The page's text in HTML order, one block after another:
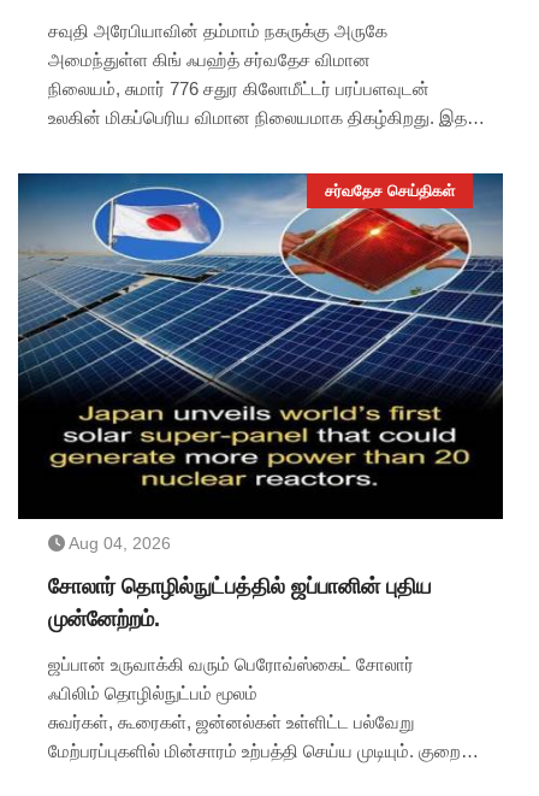
சவுதி அரேபியாவின் தம்மாம் நகருக்கு அருகே
அமைந்துள்ள கிங் ஃபஹ்த் சர்வதேச விமான
நிலையம், சுமார் 776 சதுர கிலோமீட்டர் பரப்பளவுடன்
உலகின் மிகப்பெரிய விமான நிலையமாக திகழ்கிறது. இதன்
குறிப்பிடத்தக்கது.
சர்வதேச செய்திகள்
Aug 04, 2026
சோலார் தொழில்நுட்பத்தில் ஜப்பானின் புதிய
முன்னேற்றம்.
ஜப்பான் உருவாக்கி வரும் பெரோவ்ஸ்கைட் சோலார்
ஃபிலிம் தொழில்நுட்பம் மூலம்
சுவர்கள், கூரைகள், ஜன்னல்கள் உள்ளிட்ட பல்வேறு
மேற்பரப்புகளில் மின்சாரம் உற்பத்தி செய்ய முடியும். குறைந்த